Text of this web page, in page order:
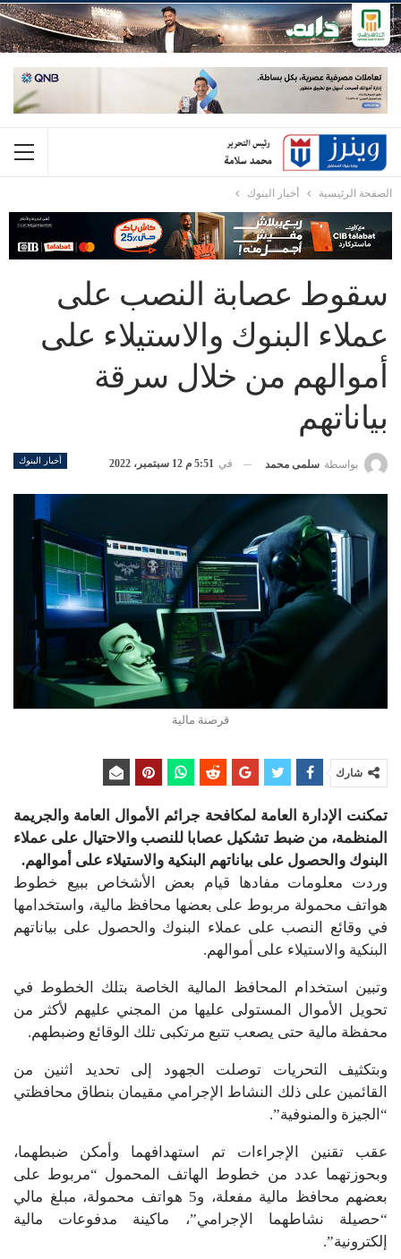
الصفحة الرئيسية أخبار البنوك
سقوط عصابة النصب على
عملاء البنوك والاستيلاء على
أموالهم من خلال سرقة
بياناتهم
أخبار البنوك بواسطة سلمى محمد في 5:51 م 12 سبتمبر، 2022
قرصنة مالية
شارك
تمكنت الإدارة العامة لمكافحة جرائم الأموال العامة والجريمة
المنظمة، من ضبط تشكيل عصابا للنصب والاحتيال على عملاء
البنوك والحصول على بياناتهم البنكية والاستيلاء على أموالهم.
وردت معلومات مفادها قيام بعض الأشخاص ببيع خطوط
هواتف محمولة مربوط على بعضها محافظ مالية، واستخدامها
في وقائع النصب على عملاء البنوك والحصول على بياناتهم
البنكية والاستيلاء على أموالهم.
وتبين استخدام المحافظ المالية الخاصة بتلك الخطوط في
تحويل الأموال المستولى عليها من المجني عليهم لأكثر من
محفظة مالية حتى يصعب تتبع مرتكبى تلك الوقائع وضبطهم.
وبتكثيف التحريات توصلت الجهود إلى تحديد اثنين من
القائمين على ذلك النشاط الإجرامي مقيمان بنطاق محافظتي
“الجيزة والمنوفية”.
عقب تقنين الإجراءات تم استهدافهما وأمكن ضبطهما،
وبحوزتهما عدد من خطوط الهاتف المحمول “مربوط على
بعضهم محافظ مالية مفعلة، و5 هواتف محمولة، مبلغ مالي
“حصيلة نشاطهما الإجرامي”، ماكينة مدفوعات مالية
إلكترونية”.